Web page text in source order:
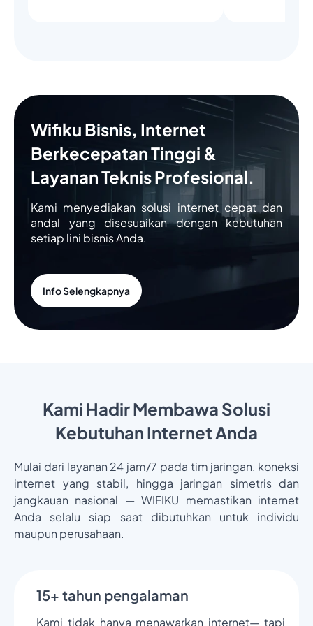
Wifiku Bisnis, Internet
Berkecepatan Tinggi &
Layanan Teknis Profesional.
Kami menyediakan solusi internet cepat dan
andal yang disesuaikan dengan kebutuhan
setiap lini bisnis Anda.
Info Selengkapnya
Kami Hadir Membawa Solusi
Kebutuhan Internet Anda
Mulai dari layanan 24 jam/7 pada tim jaringan, koneksi
internet yang stabil, hingga jaringan simetris dan
jangkauan nasional — WIFIKU memastikan internet
Anda selalu siap saat dibutuhkan untuk individu
maupun perusahaan.
15+ tahun pengalaman
Kami tidak hanya menawarkan internet— tapi